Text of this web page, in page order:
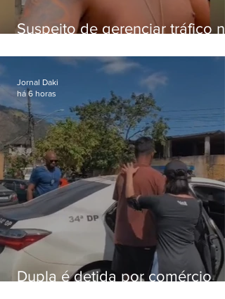
Suspeito de gerenciar tráfico na
foragido
Dupla é detida por comércio
Jornal Daki
há 6 horas